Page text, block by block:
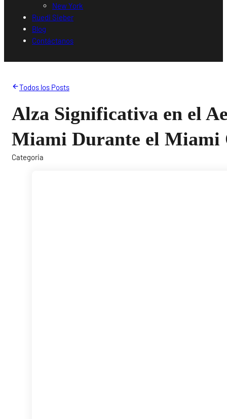
New York
Ruedi Sieber
Blog
Contáctanos
Todos los Posts
Alza Significativa en el
Miami Durante el Miami
Categoria